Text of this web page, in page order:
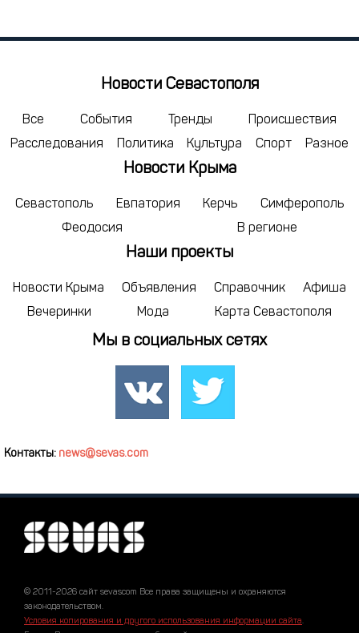
8 9 10 11 12 13 14
24 25 26
29 30 1 2 4 5
6 7 8 10 11 12
Новости Севастополя
Все События Тренды
Происшествия
Расследования
Политика Культура Спорт Разное
Новости Крыма
Севастополь Евпатория Керчь
Симферополь
Феодосия
В регионе
Наши проекты
Новости Крыма Объявления Справочник
Афиша
Вечеринки
Мода Карта Севастополя
Мы в социальных сетях
Контакты: news@sevas.com
© 2011-2026 сайт sevascom Все права защищены и охраняются
законодательством.
Условия копирования и другого использования информации сайта.